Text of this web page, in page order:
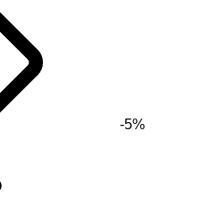
-5%